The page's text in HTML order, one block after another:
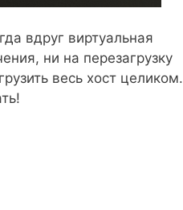
вдруг виртуальная
ни на перезагрузку
весь хост целиком.